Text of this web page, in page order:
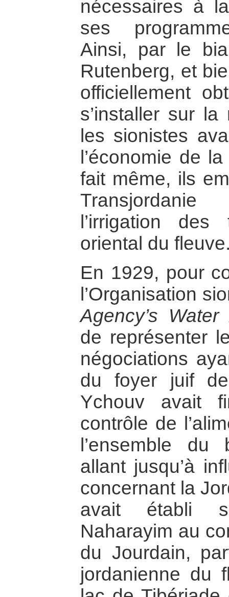
nécessaires à
ses
Ainsi, par le
Rutenberg, et
officiellement
s’installer sur
les sionistes
l’économie de
fait même, ils
l’irrigation
oriental du
En 1929, pour
l’Organisation
Agency’s
de représenter
négociations
du foyer juif
Ychouv avait
contrôle de
l’ensemble
allant jusqu’à
concernant la
avait établi
Naharayim au
du Jourdain,
jordanienne du